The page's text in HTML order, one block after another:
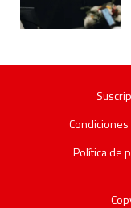
Política de